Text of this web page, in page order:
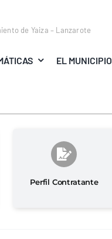
de Yaiza – Lanzarote
EL MUNICIPIO
Perfil Contratante